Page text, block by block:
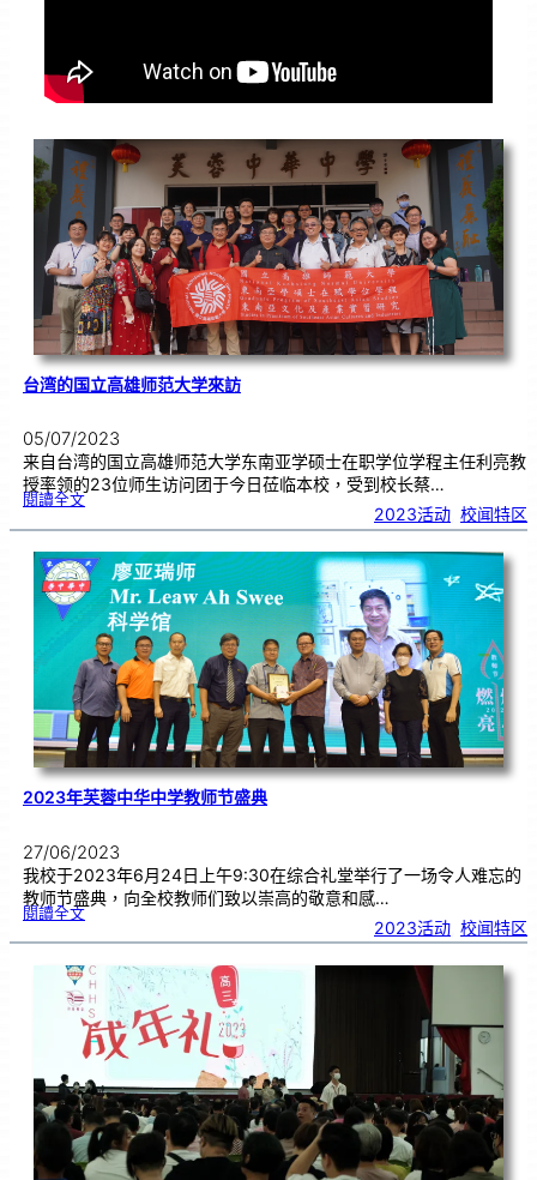
台湾的国立高雄师范大学來訪
05/07/2023
来自台湾的国立高雄师范大学东南亚学硕士在职学位学程主任利亮教
授率领的23位师生访问团于今日莅临本校，受到校长蔡…
閱讀全文:台
国
高
雄
师
范
大
学
來
訪
2023活动 校闻特区
2023年芙蓉中华中学教师节盛典
27/06/2023
我校于2023年6月24日上午9:30在综合礼堂举行了一场令人难忘的
教师节盛典，向全校教师们致以崇高的敬意和感…
閱讀全文:
2
3
芙
蓉
中
华
中
学
教
师
节
盛
典
2023活动 校闻特区